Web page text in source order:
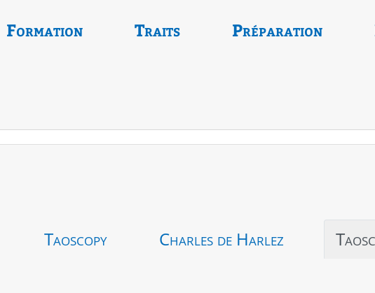
Formation Traits Préparation
Taoscopy Charles de Harlez